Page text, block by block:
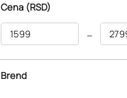
Cena (RSD)
–
Brend